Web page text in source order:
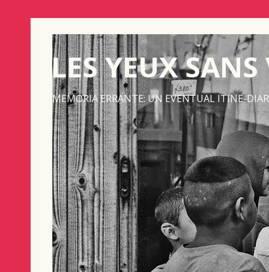
LES YEUX
MEMORIA ERRANTE: UN EVENTUAL ITINE-